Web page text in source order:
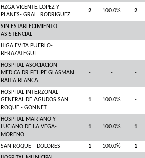
HZGA VICENTE LOPEZ Y
PLANES- GRAL. RODRIGUEZ
2 100.0% 2
SIN ESTABLECIMIENTO
ASISTENCIAL
- - -
HIGA EVITA PUEBLO-
BERAZATEGUI
- - -
HOSPITAL ASOCIACION
MEDICA DR FELIPE GLASMAN
BAHIA BLANCA
- - -
HOSPITAL INTERZONAL
GENERAL DE AGUDOS SAN
ROQUE - GONNET
1 100.0% -
HOSPITAL MARIANO Y
LUCIANO DE LA VEGA-
MORENO
1 100.0% 1
SAN ROQUE - DOLORES 1 100.0%
1